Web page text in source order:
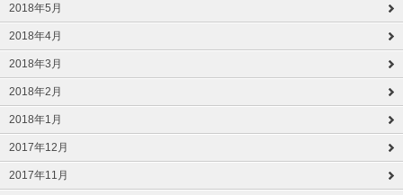
2018年5月
2018年4月
2018年3月
2018年2月
2018年1月
2017年12月
2017年11月